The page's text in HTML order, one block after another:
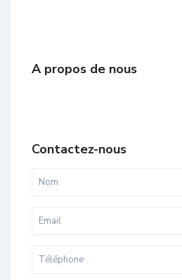
A propos de nous
Contactez-nous